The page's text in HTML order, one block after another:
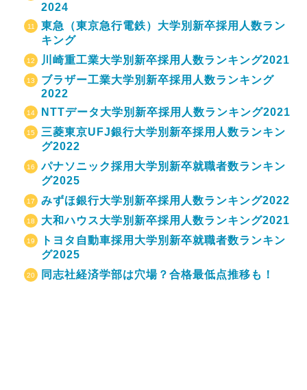
2024
東急（東京急行電鉄）大学別新卒採用人数ラン
キング
川崎重工業大学別新卒採用人数ランキング2021
ブラザー工業大学別新卒採用人数ランキング
2022
NTTデータ大学別新卒採用人数ランキング2021
三菱東京UFJ銀行大学別新卒採用人数ランキン
グ2022
パナソニック採用大学別新卒就職者数ランキン
グ2025
みずほ銀行大学別新卒採用人数ランキング2022
大和ハウス大学別新卒採用人数ランキング2021
トヨタ自動車採用大学別新卒就職者数ランキン
グ2025
同志社経済学部は穴場？合格最低点推移も！